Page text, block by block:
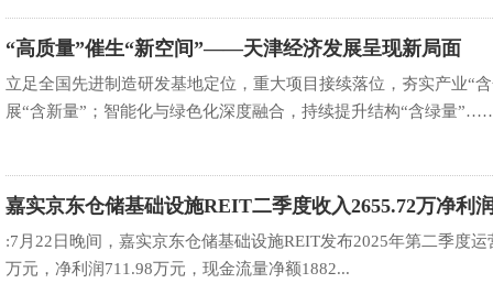
“高质量”催生“新空间”——天津经济发展呈现新局面
立足全国先进制造研发基地定位，重大项目接续落位，夯实产业“
展“含新量”；智能化与绿色化深度融合，持续提升结构“含绿量
嘉实京东仓储基础设施REIT二季度收入2655.72万净利
8
:7月22日晚间，嘉实京东仓储基础设施REIT发布2025年第二季度
万元，净利润711.98万元，现金流量净额1882...